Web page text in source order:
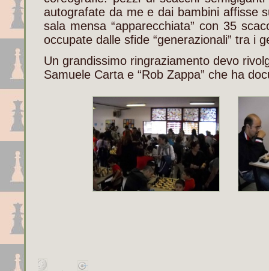
autografate da me e dai bambini affisse
sala mensa “apparecchiata” con 35
occupate dalle sfide “generazionali” tra i
Un grandissimo ringraziamento devo
Samuele Carta e “Rob Zappa” che ha